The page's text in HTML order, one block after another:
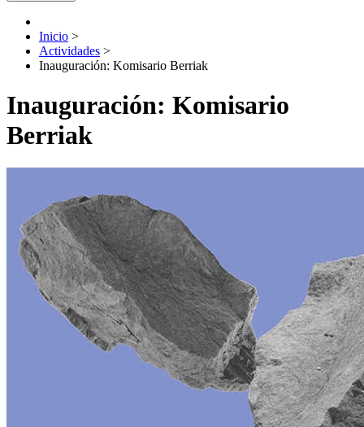
Inicio >
Actividades >
Inauguración: Komisario Berriak
Inauguración: Komisario
Berriak